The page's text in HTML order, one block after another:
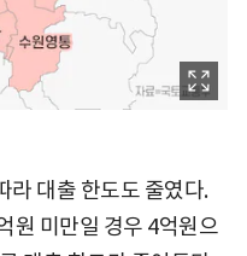
라 대출 한도도 줄였다.
원 미만일 경우 4억원으